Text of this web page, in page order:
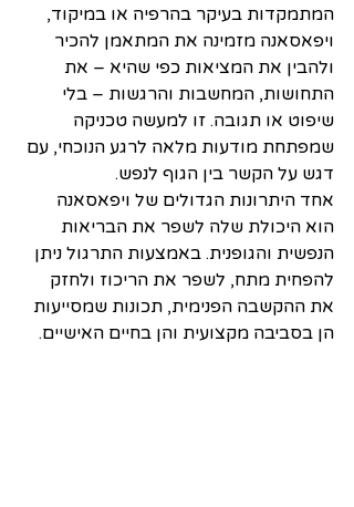
המתמקדות בעיקר בהרפיה או במיקוד,
ויפאסאנה מזמינה את המתאמן להכיר
ולהבין את המציאות כפי שהיא – את
התחושות, המחשבות והרגשות – בלי
שיפוט או תגובה. זו למעשה טכניקה
שמפתחת מודעות מלאה לרגע הנוכחי, עם
דגש על הקשר בין הגוף לנפש.
אחד היתרונות הגדולים של ויפאסאנה
הוא היכולת שלה לשפר את הבריאות
הנפשית והגופנית. באמצעות התרגול ניתן
להפחית מתח, לשפר את הריכוז ולחזק
את ההקשבה הפנימית, תכונות שמסייעות
הן בסביבה מקצועית והן בחיים האישיים.